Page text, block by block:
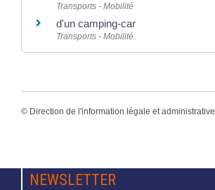
Transports - Mobilité
d'un camping-car
Transports - Mobilité
© Direction de l'information légale et administrative
NEWSLETTER